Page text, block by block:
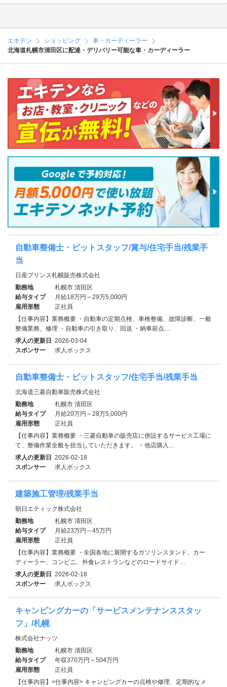
エキテン ショッピング
車・カーディーラー
北海道札幌市清田区に配達・デリバリー可能な車・カーディーラー
自動車整備士・ピットスタッフ/賞与/住宅手当/残業手
当
日産プリンス札幌販売株式会社
勤務地
札幌市 清田区
給与タイプ
月給18万円～29万5,000円
雇用形態
正社員
【仕事内容】業務概要 ・自動車の定期点検、車検整備、故障診断、一般
整備業務、修理 ・自動車の引き取り、回送 ・納車前点…
求人の更新日 2026-03-04
スポンサー
求人ボックス
自動車整備士・ピットスタッフ/住宅手当/残業手当
北海道三菱自動車販売株式会社
勤務地
札幌市 清田区
給与タイプ
月給20万円～28万5,000円
雇用形態
正社員
【仕事内容】業務概要 ・三菱自動車の販売店に併設するサービス工場に
て、整備作業全般を担当していただきます。 ・他店購入…
求人の更新日 2026-02-18
スポンサー
求人ボックス
建築施工管理/残業手当
朝日エティック株式会社
勤務地
札幌市 清田区
給与タイプ
月給23万円～45万円
雇用形態
正社員
【仕事内容】業務概要 ・全国各地に展開するガソリンスタンド、カー
ディーラー、コンビニ、外食レストランなどのロードサイド…
求人の更新日 2026-02-18
スポンサー
求人ボックス
キャンピングカーの「サービスメンテナンススタッ
フ」/札幌
株式会社ナッツ
勤務地
札幌市 清田区
給与タイプ
年収370万円～504万円
雇用形態
正社員
【仕事内容】<仕事内容> キャンピングカーの点検や修理、定期的なメ